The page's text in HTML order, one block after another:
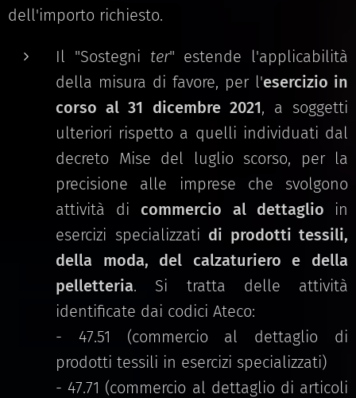
dell'importo richiesto.
Il "Sostegni ter" estende l'applicabilità
della misura di favore, per l'esercizio in
corso al 31 dicembre 2021, a soggetti
ulteriori rispetto a quelli individuati dal
decreto Mise del luglio scorso, per la
precisione alle imprese che svolgono
attività di commercio al dettaglio in
esercizi specializzati di prodotti tessili,
della moda, del calzaturiero e della
pelletteria. Si tratta delle attività
identificate dai codici Ateco:
- 47.51 (commercio al dettaglio di
prodotti tessili in esercizi specializzati)
- 47.71 (commercio al dettaglio di articoli